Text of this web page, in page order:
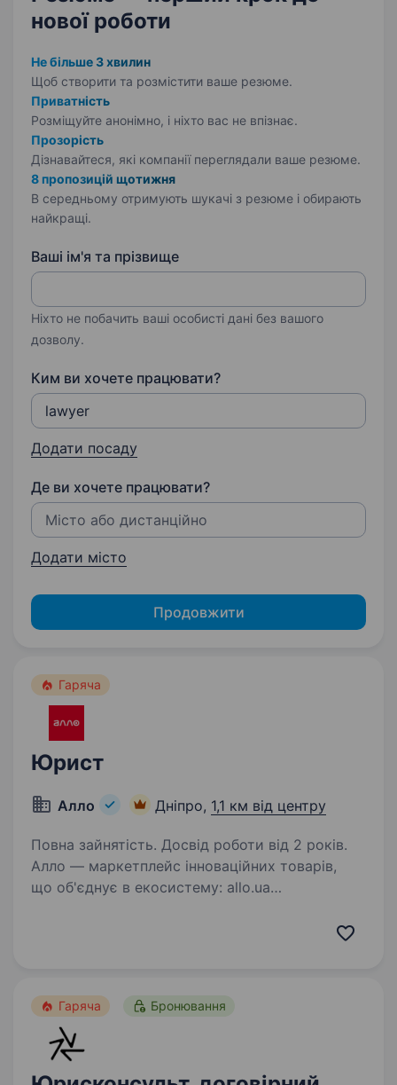
нової роботи
Не більше 3 хвилин
Щоб створити та розмістити ваше резюме.
Приватність
Розміщуйте анонімно, і ніхто вас не впізнає.
Прозорість
Дізнавайтеся, які компанії переглядали ваше резюме.
8 пропозицій щотижня
В середньому отримують шукачі з резюме і обирають
найкращі.
Ваші ім'я та прізвище
Ніхто не побачить ваші особисті дані без вашого
дозволу.
Ким ви хочете працювати?
Додати посаду
Де ви хочете працювати?
Додати місто
Продовжити
Гаряча
Юрист
Алло Дніпро, 1,1 км від центру
Повна зайнятість. Досвід роботи від 2 років.
Алло — маркетплейс інноваційних товарів,
що об'єднує в екосистему: allo.ua
Гаряча Бронювання